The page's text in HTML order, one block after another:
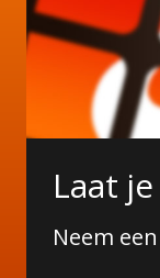
Janco
Laat
Neem